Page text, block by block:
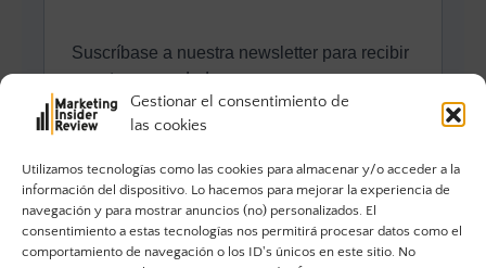
Gestionar el consentimiento de
las cookies
Utilizamos tecnologías como las cookies para almacenar y/o acceder a la
información del dispositivo. Lo hacemos para mejorar la experiencia de
navegación y para mostrar anuncios (no) personalizados. El
consentimiento a estas tecnologías nos permitirá procesar datos como el
comportamiento de navegación o los ID's únicos en este sitio. No